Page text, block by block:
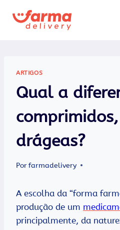
para
ARTIGOS
Qual a
drágeas?
Porfarmadelivery
A escolha da “forma
produção de um
principalmente, da